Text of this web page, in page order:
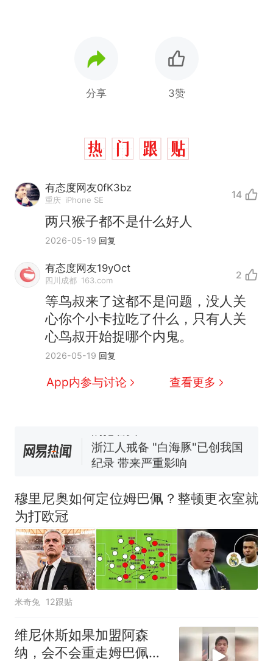
分享 3赞
有态度网友0fK3bz
重庆 iPhone SE 14
两只猴子都不是什么好人
2026-05-19 回复
有态度网友19yOct
四川成都 163.com 2
等鸟叔来了这都不是问题，没人关
心你个小卡拉吃了什么，只有人关
心鸟叔开始捉哪个内鬼。
2026-05-19 回复
App内参与讨论 查看更多
热 十多万人报名的考试，成绩
全部作废，公平么？
新 全球唯一没有法定首都的国
浙江人戒备 "白海豚"已创我国
纪录 带来严重影响
母瘫痪 轰-6J实力有多强？
大雨将至一家老小6分钟抢收完
热
十多万人报名的考试，成绩
全部作废，公平么？
穆里尼奥如何定位姆巴佩？整顿更衣室就
为打欧冠
米奇兔 12跟贴
维尼休斯如果加盟阿森
纳，会不会重走姆巴佩的